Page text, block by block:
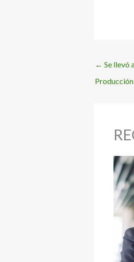
← Se llevó